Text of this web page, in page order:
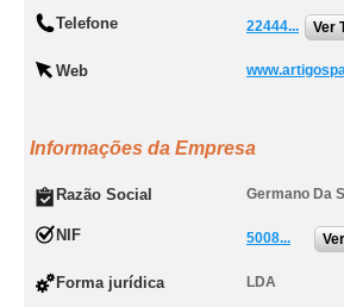
Telefone 22444... Ver
Web
Informações da Empresa
Razão Social Germano Da
NIF 5008...
Forma jurídica LDA